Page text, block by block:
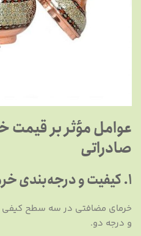
عوامل مؤثر بر قیمت
صادراتی
۱. کیفیت و درجه‌بندی خرما
خرمای مضافتی در سه سطح کیفی
و درجه دو.